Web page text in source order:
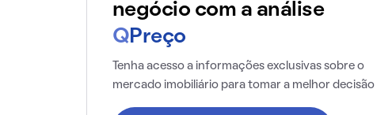
negócio com a análise
Q Preço
Tenha acesso a informações exclusivas sobre o
mercado imobiliário para tomar a melhor decisão